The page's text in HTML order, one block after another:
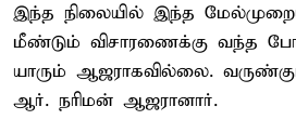
இந்த நிலையில் இந்த
மீண்டும் விசாரணைக்கு வந்த
யாரும் ஆஜராகவில்லை.
ஆர். நரிமன் ஆஜரானார்.